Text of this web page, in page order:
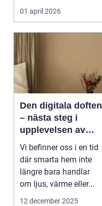
bokningar,
incheckning,
betalningar...
01 april 2026
Den digitala doften
– nästa steg i
upplevelsen av
smarta hem
Vi befinner oss i en tid
där smarta hem inte
längre bara handlar
om ljus, värme eller...
12 december 2025